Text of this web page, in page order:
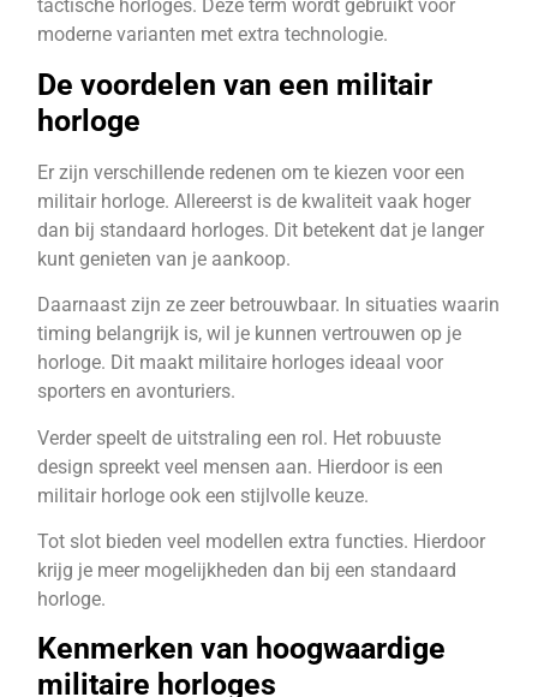
tactische horloges. Deze term wordt gebruikt voor
moderne varianten met extra technologie.
De voordelen van een militair
horloge
Er zijn verschillende redenen om te kiezen voor een
militair horloge. Allereerst is de kwaliteit vaak hoger
dan bij standaard horloges. Dit betekent dat je langer
kunt genieten van je aankoop.
Daarnaast zijn ze zeer betrouwbaar. In situaties waarin
timing belangrijk is, wil je kunnen vertrouwen op je
horloge. Dit maakt militaire horloges ideaal voor
sporters en avonturiers.
Verder speelt de uitstraling een rol. Het robuuste
design spreekt veel mensen aan. Hierdoor is een
militair horloge ook een stijlvolle keuze.
Tot slot bieden veel modellen extra functies. Hierdoor
krijg je meer mogelijkheden dan bij een standaard
horloge.
Kenmerken van hoogwaardige
militaire horloges